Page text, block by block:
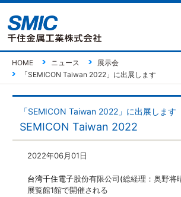
HOME ニュース
展示会
「SEMICON Taiwan 2022」に出展します
「SEMICON Taiwan 2022」に出展します
SEMICON Taiwan 2022
2022年06月01日
台湾千住電子股份有限公司(総経理：奥野将
展覧館1館で開催される